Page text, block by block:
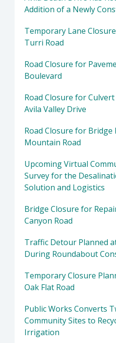
Addition of a Newly
Temporary Lane
Turri Road
Road Closure for
Boulevard
Road Closure for
Avila Valley Drive
Road Closure for Bridge
Mountain Road
Upcoming Virtual
Survey for the
Solution and Logistics
Bridge Closure for
Canyon Road
Traffic Detour Planned
During Roundabout
Temporary Closure
Oak Flat Road
Public Works Converts
Community Sites to
Irrigation